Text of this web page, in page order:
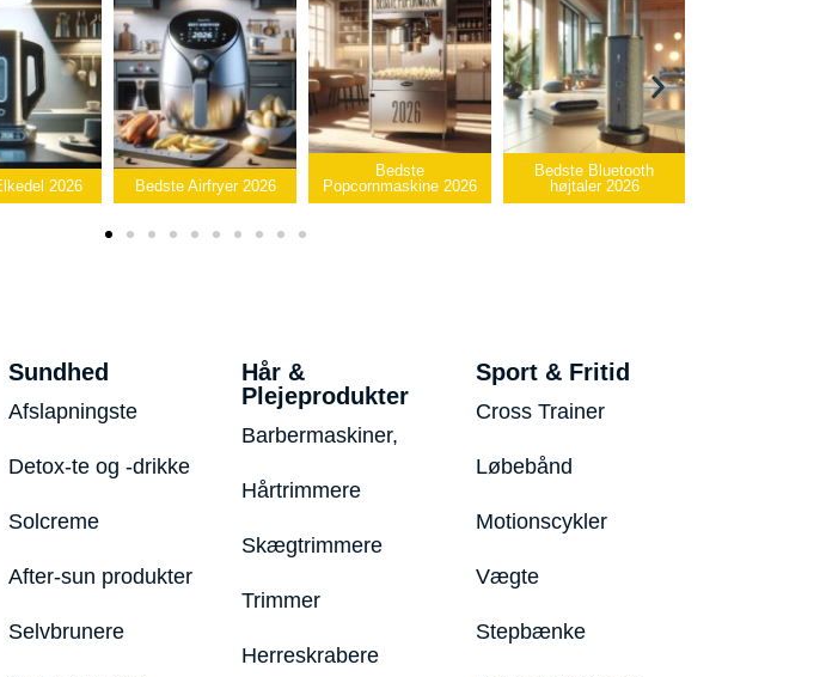
Bedste Airfryer 2026
Bedste
Popcornmaskine 2026
Bedste Bluetooth
højtaler 2026
Bedste infrarøde
varmepude 2026
Sundhed
Afslapningste
Detox-te og -drikke
Solcreme
After-sun produkter
Selvbrunere
Hår &
Plejeprodukter
Barbermaskiner,
Hårtrimmere
Skægtrimmere
Trimmer
Herreskrabere
Sport & Fritid
Cross Trainer
Løbebånd
Motionscykler
Vægte
Stepbænke